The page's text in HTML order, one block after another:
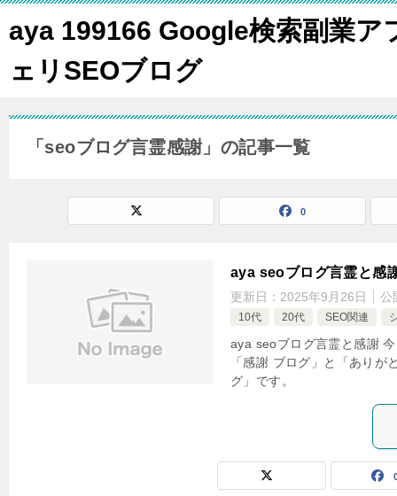
aya 199166 Google検索副業ア
ェリSEOブログ
「seoブログ言霊感謝」の記事一覧
0
aya seoブログ言霊と感
更新日： 2025年9月26日 公
10代 20代 SEO関連
aya seoブログ言霊と感謝
「感謝 ブログ」と「ありが
グ」で